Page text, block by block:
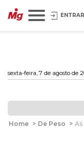
ENTRAR
sexta-feira, 7 de agosto de
Home > De Peso > As